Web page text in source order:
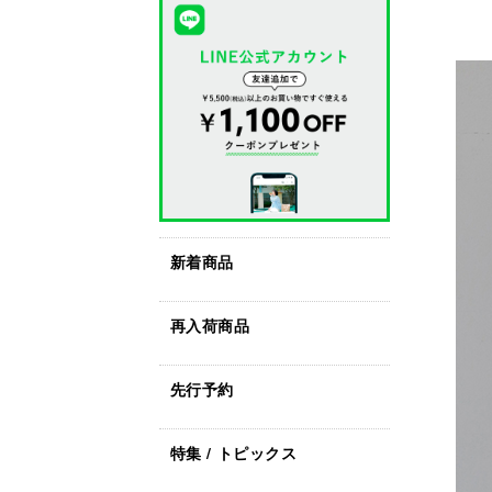
新着商品
再入荷商品
先行予約
特集 / トピックス